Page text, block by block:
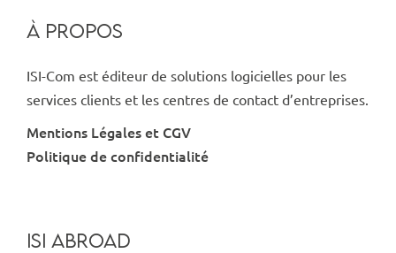
À PROPOS
ISI-Com est éditeur de solutions logicielles pour les
services clients et les centres de contact d’entreprises.
Mentions Légales et CGV
Politique de confidentialité
ISI ABROAD